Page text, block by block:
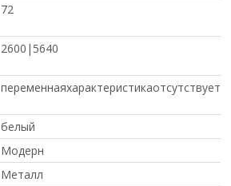
72
2600|5640
переменнаяхарактеристикаотсутствует
белый
Модерн
Металл